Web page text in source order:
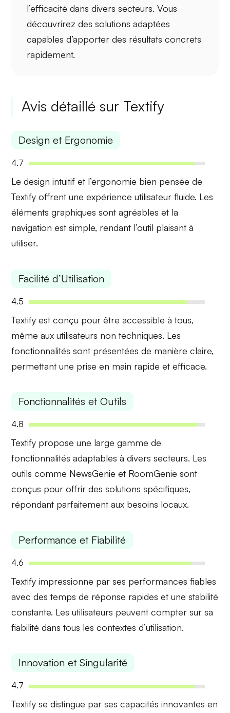
l’efficacité dans divers secteurs. Vous
découvrirez des solutions adaptées
capables d’apporter des résultats concrets
rapidement.
Avis détaillé sur Textify
Design et Ergonomie
4.7
Ledesign intuitif et l’ergonomie bien pensée de
Textify offrent une expérience utilisateur fluide. Les
éléments graphiques sont agréables et la
navigation est simple, rendant l’outil plaisant à
utiliser.
Facilité d’Utilisation
4.5
Textify est conçu pour êtreaccessible à tous,
même aux utilisateurs non techniques. Les
fonctionnalités sont présentées de manière claire,
permettant une prise en main rapide et efficace.
Fonctionnalités et Outils
4.8
Textify propose une large gamme de
fonctionnalités adaptables à divers secteurs. Les
outils comme NewsGenie et RoomGenie sont
conçus pour offrir des solutions spécifiques,
répondant parfaitement aux besoins locaux.
Performance et Fiabilité
4.6
Textify impressionne par ses performances fiables
avec des temps de réponse rapides et une stabilité
constante. Les utilisateurs peuvent compter sur sa
fiabilité dans tous les contextes d’utilisation.
Innovation et Singularité
4.7
Textify se distingue par sescapacités innovantes en